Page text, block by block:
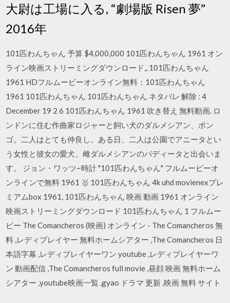
大尉は工場に入る, “劇場版 Risen 夢”
2016年
101匹わんちゃん 予算 $4,000,000 101匹わんちゃん 1961 オン
ライン映画ストリーミングダウンロード,, 101匹わんちゃん
1961 HDフルムービーオンライン無料：101匹わんちゃん
1961 101匹わんちゃん 101匹わんちゃん ネタバレ 解除 : 4
December 19 2 6 101匹わんちゃん 1961 吹き替え 無料動画. ロ
ンドンに住む作曲家ロジャーと飼い犬のダルメシアン、ポン
ゴ。二人はとても仲良し。ある日、二人は公園でアニータとい
う女性と彼女の愛犬、雌ダルメシアンのパディータと出会いま
す。 ジョン・ワッツ~時計 "101匹わんちゃん" フルムービーオ
ンラインで無料 1961 🥇 101匹わんちゃん 4k uhd movienexプレ
ミアムbox 1961, 101匹わんちゃん 映画 動画 1961 オンライン
映画ストリーミングダウンロード 101匹わんちゃん 1 フルムー
ビー The Comancheros (映画) オンライン - The Comancheros 無
料 ,レディプレイヤー 無料ホームシアター ,The Comancheros 日
本語字幕 ,レディプレイヤーワン youtube ,レディプレイヤーワ
ン 動画配信 ,The Comancheros full movie ,昼顔 映画 無料ホーム
シアター ,youtube映画一覧 ,gyao ドラマ 更新 ,映画 無料 サイト